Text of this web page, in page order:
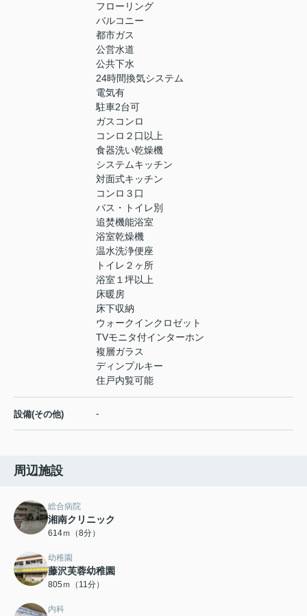
フローリング
バルコニー
都市ガス
公営水道
公共下水
24時間換気システム
電気有
駐車2台可
ガスコンロ
コンロ２口以上
食器洗い乾燥機
システムキッチン
対面式キッチン
コンロ３口
バス・トイレ別
追焚機能浴室
浴室乾燥機
温水洗浄便座
トイレ２ヶ所
浴室１坪以上
床暖房
床下収納
ウォークインクロゼット
TVモニタ付インターホン
複層ガラス
ディンプルキー
住戸内覧可能
設備(その他) -
周辺施設
総合病院
湘南クリニック
614ｍ（8分）
幼稚園
藤沢芙蓉幼稚園
805ｍ（11分）
内科